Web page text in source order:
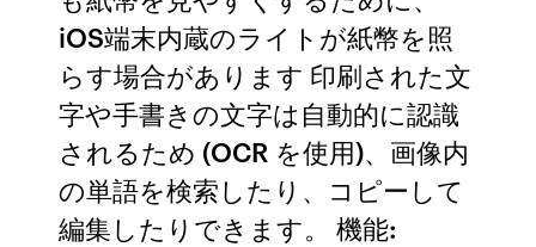
iOS端末内蔵のライトが紙幣を照
らす場合があります 印刷された文
字や手書きの文字は自動的に認識
されるため (OCR を使用)、画像内
の単語を検索したり、コピーして
編集したりできます。 機能: